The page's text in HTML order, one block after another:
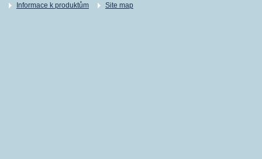
Informace k produktům Site map